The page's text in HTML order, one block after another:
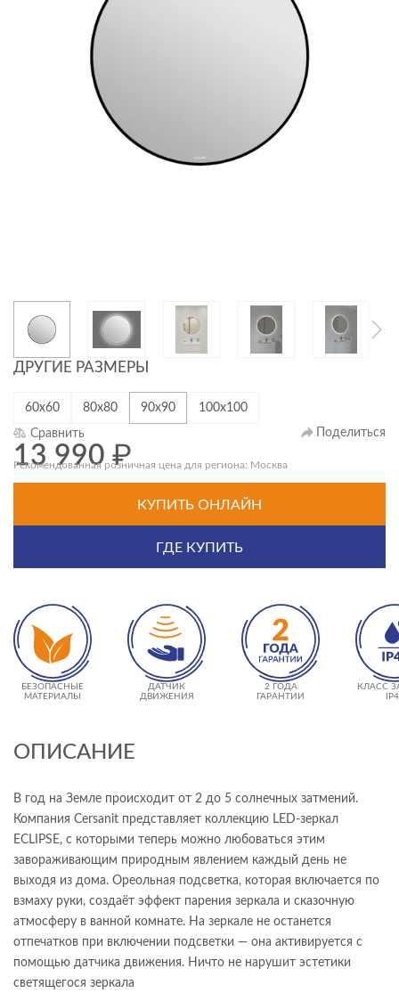
ДРУГИЕ РАЗМЕРЫ
60х60 80х80 90х90 100х100
Сравнить Поделиться
13 990₽
Рекомендованная розничная цена для региона: Москва
КУПИТЬ ОНЛАЙН
ГДЕ КУПИТЬ
БЕЗОПАСНЫЕ
МАТЕРИАЛЫ
ДАТЧИК
ДВИЖЕНИЯ
2 ГОДА
ГАРАНТИИ
КЛАСС
ОПИСАНИЕ
В год на Земле происходит от 2 до 5 солнечных затмений.
Компания Cersanit представляет коллекцию LED-зеркал
ECLIPSE, с которыми теперь можно любоваться этим
завораживающим природным явлением каждый день не
выходя из дома. Ореольная подсветка, которая включается по
взмаху руки, создаёт эффект парения зеркала и сказочную
атмосферу в ванной комнате. На зеркале не останется
отпечатков при включении подсветки — она активируется с
помощью датчика движения. Ничто не нарушит эстетики
светящегося зеркала